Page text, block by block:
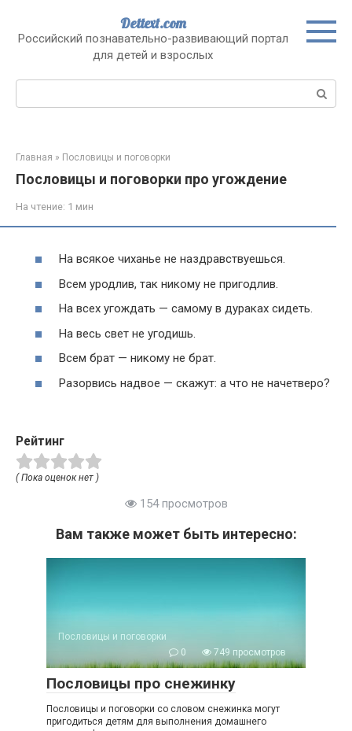
контенту
Dettext.com
Российский познавательно-развивающий портал
для детей и взрослых
Поиск:
Главная » Пословицы и поговорки
Пословицы и поговорки про угождение
На чтение: 1 мин
На всякое чиханье не наздравствуешься.
Всем уродлив, так никому не пригодлив.
На всех угождать — самому в дураках сидеть.
На весь свет не угодишь.
Всем брат — никому не брат.
Разорвись надвое — скажут: а что не начетверо?
Рейтинг
( Пока оценок нет )
154 просмотров
Вам также может быть интересно:
Пословицы и поговорки
0
749 просмотров
Пословицы про снежинку
Пословицы и поговорки со словом снежинка могут
пригодиться детям для выполнения домашнего